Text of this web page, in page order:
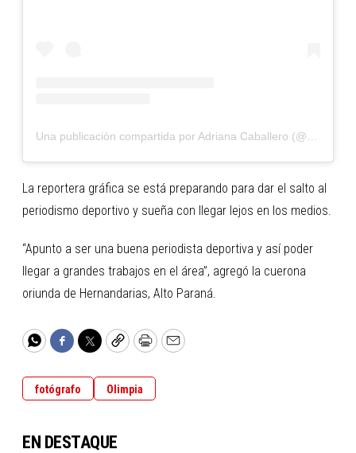
La reportera gráfica se está preparando para dar el salto al
periodismo deportivo y sueña con llegar lejos en los medios.
“Apunto a ser una buena periodista deportiva y así poder
llegar a grandes trabajos en el área”, agregó la cuerona
oriunda de Hernandarias, Alto Paraná.
WhatsApp
Facebook
TwitterCopyPrintEmail
fotógrafo Olimpia
EN DESTAQUE